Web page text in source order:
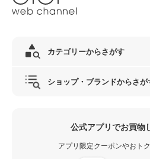
カテゴリーからさがす
ショップ・ブランドからさが
公式アプリでお買物
アプリ限定クーポンやおト